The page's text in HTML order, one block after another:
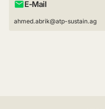
E-Mail
ahmed.abrik@atp-sustain.ag